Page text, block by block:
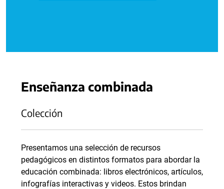
Enseñanza combinada
Colección
Presentamos una selección de recursos
pedagógicos en distintos formatos para abordar la
educación combinada: libros electrónicos, artículos,
infografías interactivas y videos. Estos brindan